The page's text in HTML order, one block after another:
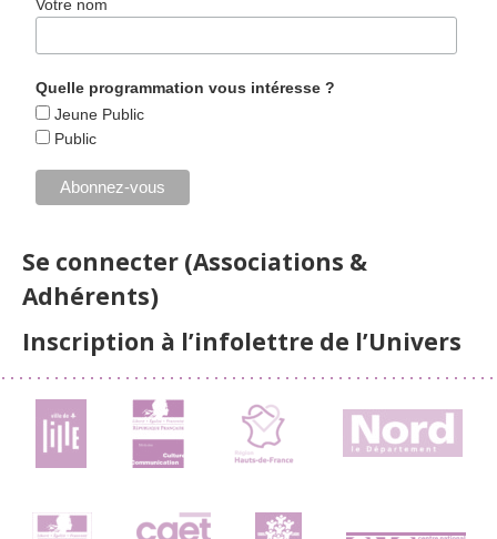
Votre nom
Quelle programmation vous intéresse ?
Jeune Public
Public
Se connecter (Associations &
Adhérents)
Inscription à l’infolettre de l’Univers